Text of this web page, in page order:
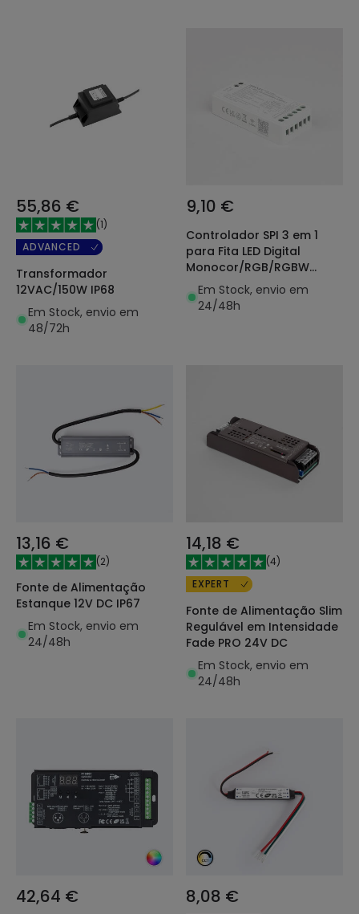
55,86 €
(1)
ADVANCED
Transformador
12VAC/150W IP68
Em Stock, envio em
48/72h
9,10 €
Controlador SPI 3 em 1
para Fita LED Digital
Monocor/RGB/RGBW
MiBoxer SPIR3
Em Stock, envio em
24/48h
13,16 €
(2)
Fonte de Alimentação
Estanque 12V DC IP67
Em Stock, envio em
24/48h
14,18 €
(4)
EXPERT
Fonte de Alimentação Slim
Regulável em Intensidade
Fade PRO 24V DC
Em Stock, envio em
24/48h
42,64 € 8,08 €